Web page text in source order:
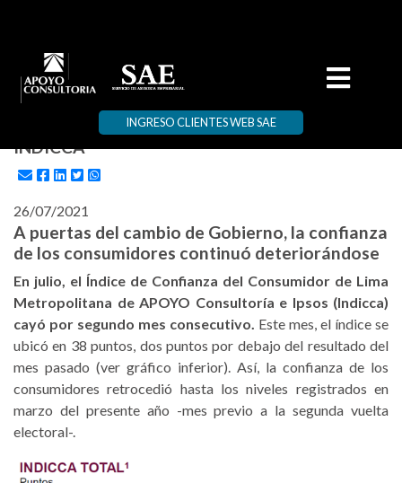
INGRESO CLIENTES WEB SAE
INDICCA
26/07/2021
A puertas del cambio de Gobierno, la confianza
de los consumidores continuó deteriorándose
En julio, el Índice de Confianza del Consumidor de Lima
Metropolitana de APOYO Consultoría e Ipsos (Indicca)
cayó por segundo mes consecutivo. Este mes, el índice se
ubicó en 38 puntos, dos puntos por debajo del resultado del
mes pasado (ver gráfico inferior). Así, la confianza de los
consumidores retrocedió hasta los niveles registrados en
marzo del presente año -mes previo a la segunda vuelta
electoral-.